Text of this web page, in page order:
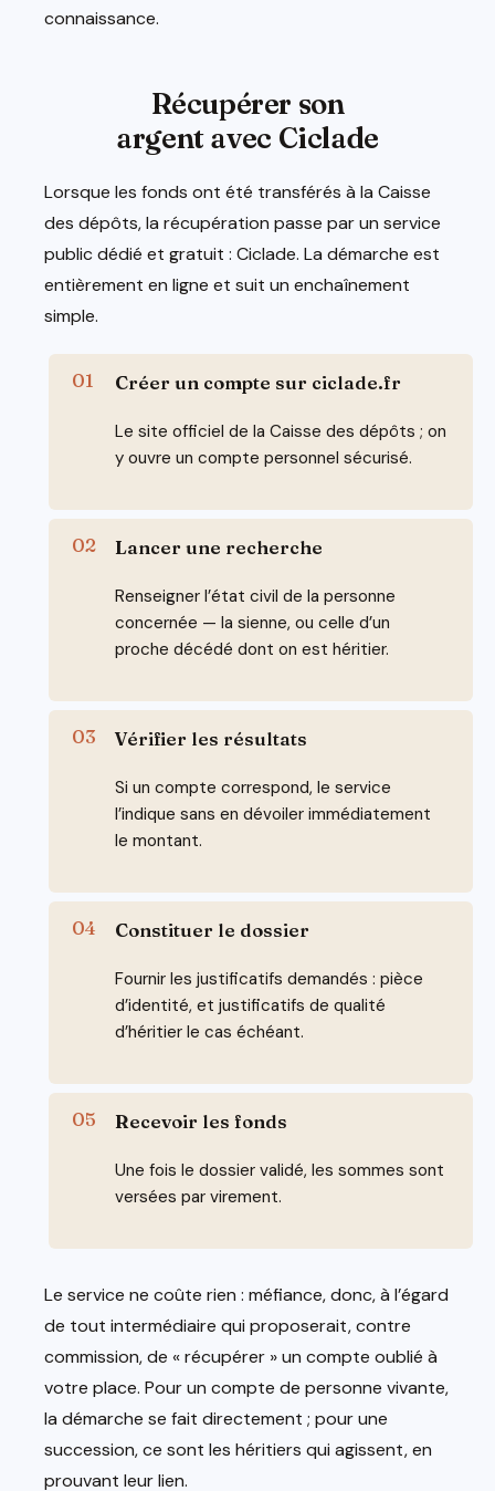
connaissance.
Récupérer son
argent avec Ciclade
Lorsque les fonds ont été transférés à la Caisse
des dépôts, la récupération passe par un service
public dédié et gratuit : Ciclade. La démarche est
entièrement en ligne et suit un enchaînement
simple.
Créer un compte sur ciclade.fr
Le site officiel de la Caisse des dépôts ; on
y ouvre un compte personnel sécurisé.
Lancer une recherche
Renseigner l’état civil de la personne
concernée — la sienne, ou celle d’un
proche décédé dont on est héritier.
Vérifier les résultats
Si un compte correspond, le service
l’indique sans en dévoiler immédiatement
le montant.
Constituer le dossier
Fournir les justificatifs demandés : pièce
d’identité, et justificatifs de qualité
d’héritier le cas échéant.
Recevoir les fonds
Une fois le dossier validé, les sommes sont
versées par virement.
Le service ne coûte rien : méfiance, donc, à l’égard
de tout intermédiaire qui proposerait, contre
commission, de « récupérer » un compte oublié à
votre place. Pour un compte de personne vivante,
la démarche se fait directement ; pour une
succession, ce sont les héritiers qui agissent, en
prouvant leur lien.